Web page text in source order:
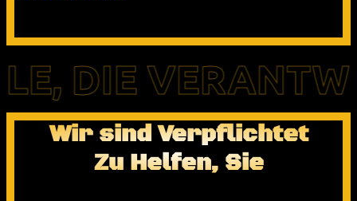
DIE
Wir sind Verpflichtet
Zu Helfen, Sie